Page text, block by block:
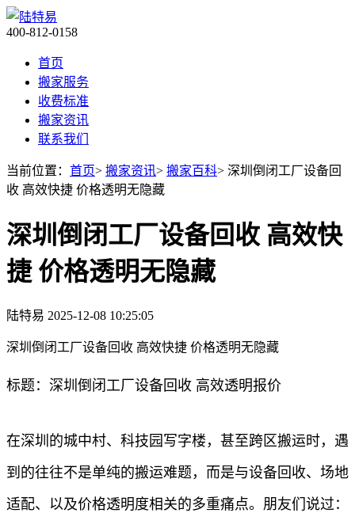
400-812-0158
首页
搬家服务
收费标准
搬家资讯
联系我们
当前位置： 首页> 搬家资讯> 搬家百科> 深圳倒闭工厂设备回
收 高效快捷 价格透明无隐藏
深圳倒闭工厂设备回收 高效快
捷 价格透明无隐藏
陆特易 2025-12-08 10:25:05
深圳倒闭工厂设备回收 高效快捷 价格透明无隐藏
标题：深圳倒闭工厂设备回收 高效透明报价
在深圳的城中村、科技园写字楼，甚至跨区搬运时，遇
到的往往不是单纯的搬运难题，而是与设备回收、场地
适配、以及价格透明度相关的多重痛点。朋友们说过：